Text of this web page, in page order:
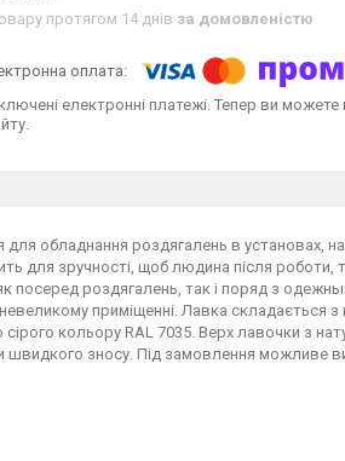
протягом 14 днів за домовленістю
електронні платежі. Тепер ви
обладнання роздягалень в установах, на
для зручності, щоб людина після роботи,
посеред роздягалень, так і поряд з
приміщенні. Лавка складається з
кольору RAL 7035. Верх лавочки з
зносу. Під замовлення можливе